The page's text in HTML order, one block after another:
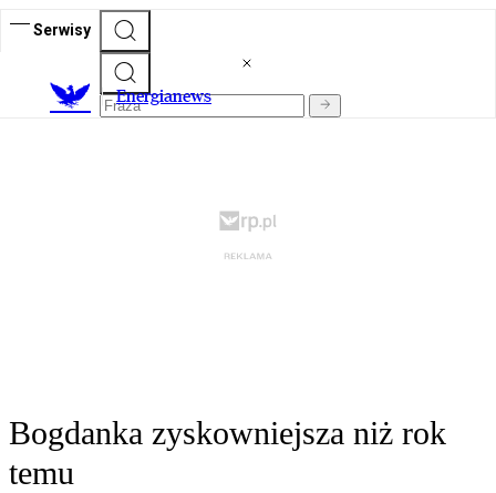
Serwisy
Energianews
Bogdanka zyskowniejsza niż rok
temu